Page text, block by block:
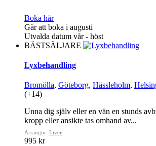
Boka här
Går att boka i augusti
Utvalda datum vår - höst
BÄSTSÄLJARE
Lyxbehandling
Bromölla, Göteborg, Hässleholm,
(+14)
Unna dig själv eller en vän en stunds
kropp eller ansikte tas omhand av...
Arrangör: Liveit
995 kr